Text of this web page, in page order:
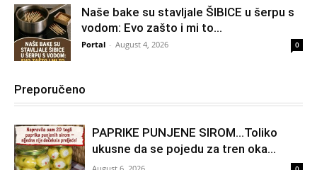
Naše bake su stavljale ŠIBICE u šerpu s
vodom: Evo zašto i mi to...
Portal - August 4, 2026 0
Preporučeno
PAPRIKE PUNJENE SIROM…Toliko
ukusne da se pojedu za tren oka…